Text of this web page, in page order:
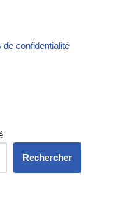
de confidentialité
Rechercher